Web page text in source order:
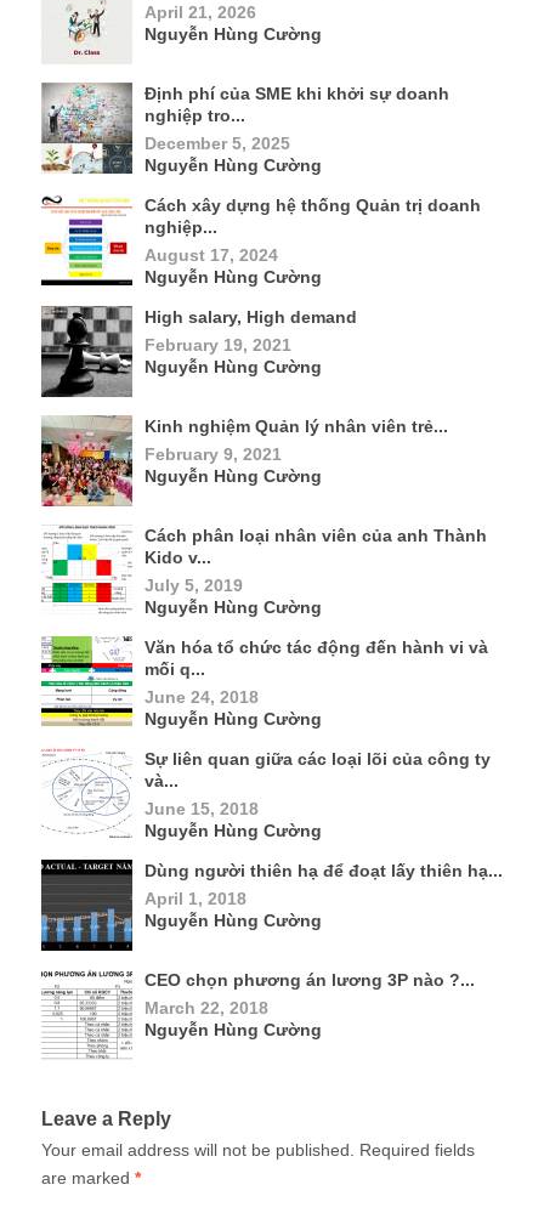
April 21, 2026
Nguyễn Hùng Cường
Định phí của SME khi khởi sự doanh
nghiệp tro...
December 5, 2025
Nguyễn Hùng Cường
Cách xây dựng hệ thống Quản trị doanh
nghiệp...
August 17, 2024
Nguyễn Hùng Cường
High salary, High demand
February 19, 2021
Nguyễn Hùng Cường
Kinh nghiệm Quản lý nhân viên trẻ...
February 9, 2021
Nguyễn Hùng Cường
Cách phân loại nhân viên của anh Thành
Kido v...
July 5, 2019
Nguyễn Hùng Cường
Văn hóa tổ chức tác động đến hành vi và
mối q...
June 24, 2018
Nguyễn Hùng Cường
Sự liên quan giữa các loại lõi của công ty
và...
June 15, 2018
Nguyễn Hùng Cường
Dùng người thiên hạ để đoạt lấy thiên hạ...
April 1, 2018
Nguyễn Hùng Cường
CEO chọn phương án lương 3P nào ?...
March 22, 2018
Nguyễn Hùng Cường
Leave a Reply
Your email address will not be published.
Required fields
are marked *